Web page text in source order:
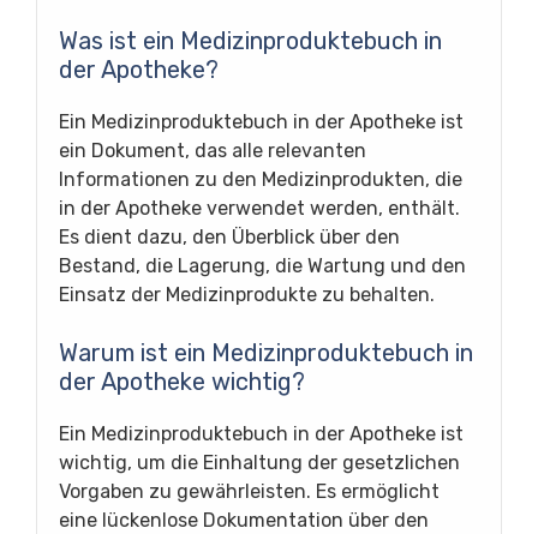
Was ist ein Medizinproduktebuch in
der Apotheke?
Ein Medizinproduktebuch in der Apotheke ist
ein Dokument, das alle relevanten
Informationen zu den Medizinprodukten, die
in der Apotheke verwendet werden, enthält.
Es dient dazu, den Überblick über den
Bestand, die Lagerung, die Wartung und den
Einsatz der Medizinprodukte zu behalten.
Warum ist ein Medizinproduktebuch in
der Apotheke wichtig?
Ein Medizinproduktebuch in der Apotheke ist
wichtig, um die Einhaltung der gesetzlichen
Vorgaben zu gewährleisten. Es ermöglicht
eine lückenlose Dokumentation über den